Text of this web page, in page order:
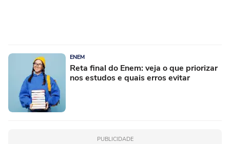
ENEM
Reta final do Enem: veja o que priorizar
nos estudos e quais erros evitar
PUBLICIDADE